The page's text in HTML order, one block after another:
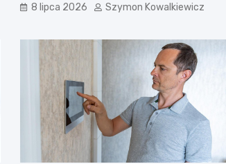
8 lipca 2026 Szymon Kowalkiewicz